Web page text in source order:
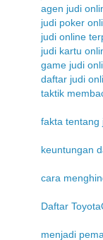
agen judi
judi poker
judi online
judi kartu
game judi
daftar judi
taktik
fakta tentang
keuntungan
cara
Daftar
menjadi